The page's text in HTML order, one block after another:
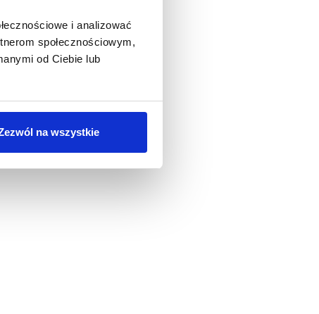
i analizować
społecznościowym,
od Ciebie lub
na wszystkie